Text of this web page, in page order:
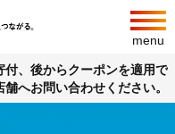
menu
、後からクーポンを適用で
へお問い合わせください。